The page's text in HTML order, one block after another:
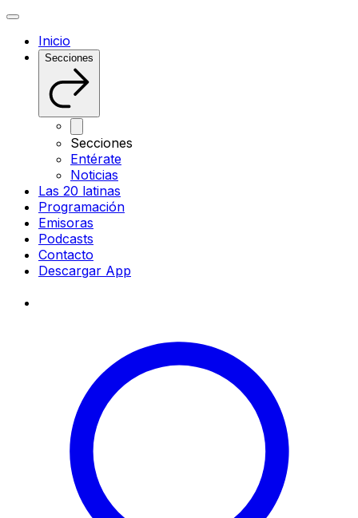
Inicio
Secciones
Secciones
Entérate
Noticias
Las 20 latinas
Programación
Emisoras
Podcasts
Contacto
Descargar App